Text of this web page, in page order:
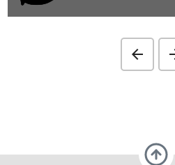
arrow_back